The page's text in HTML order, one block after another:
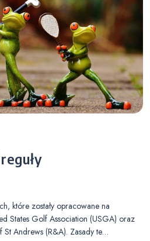
które zostały opracowane na
States Golf Association (USGA) oraz
Andrews (R&A). Zasady te…